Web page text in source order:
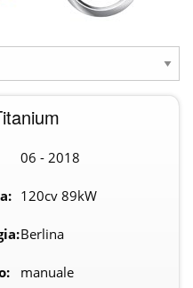
06 - 2018
120cv 89kW
Berlina
manuale